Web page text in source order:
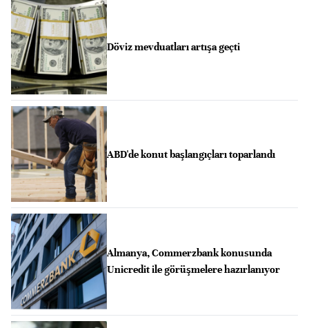
Döviz mevduatları artışa geçti
ABD'de konut başlangıçları toparlandı
Almanya, Commerzbank konusunda
Unicredit ile görüşmelere hazırlanıyor